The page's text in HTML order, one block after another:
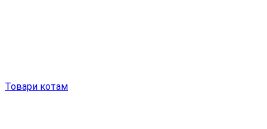
Товари котам